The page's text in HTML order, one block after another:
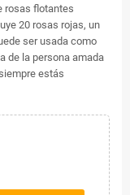
rosas flotantes
20 rosas rojas, un
ser usada como
de la persona amada
estás